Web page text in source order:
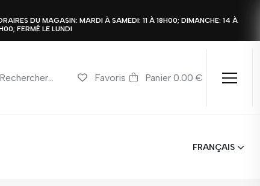
DU MAGASIN: MARDI À SAMEDI: 11 À 18H00; DIMANCHE: 14 À
FERMÉ LE LUNDI
Favoris Panier 0.00 €